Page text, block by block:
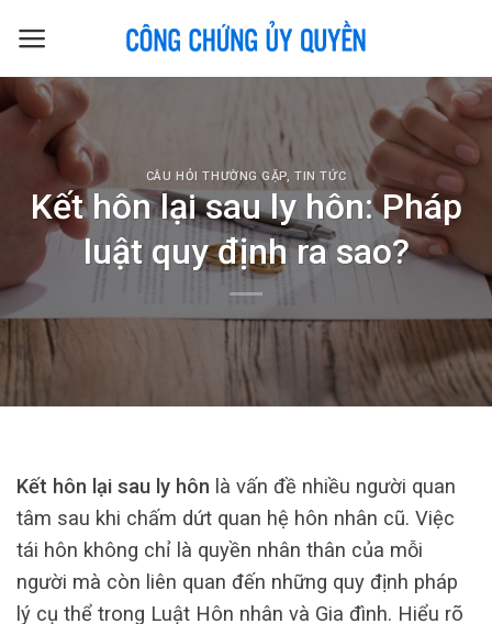
CÂU HỎI THƯỜNG GẶP,TIN TỨC
Kết hôn lại sau ly hôn: Pháp
luật quy định ra sao?
Kết hôn lại sau ly hôn là vấn đề nhiều người quan
tâm sau khi chấm dứt quan hệ hôn nhân cũ. Việc
tái hôn không chỉ là quyền nhân thân của mỗi
người mà còn liên quan đến những quy định pháp
lý cụ thể trong Luật Hôn nhân và Gia đình. Hiểu rõ